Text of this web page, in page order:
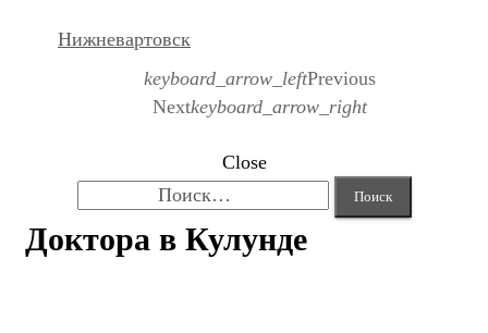
Нижневартовск
keyboard_arrow_leftPrevious
Nextkeyboard_arrow_right
Close
Доктора в Кулунде